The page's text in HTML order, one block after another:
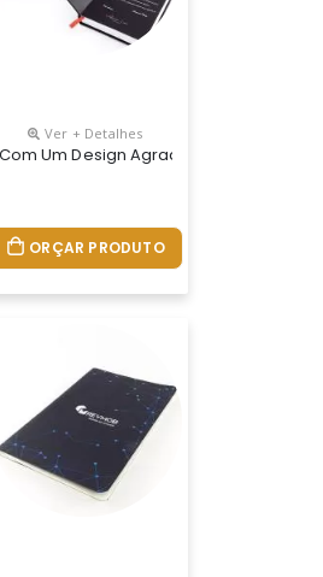
Com Aproximadamente 25
Lateral. Possui Cinco Blocos
Auto-Colantes Com
Com Post-It E Caneta. Bloco
De Anotações Plástico Inteiro
Ver + Detalhes
Com Um Design Agradável E De
ORÇAR PRODUTO